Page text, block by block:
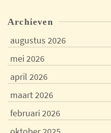
Archieven
augustus 2026
mei 2026
april 2026
maart 2026
februari 2026